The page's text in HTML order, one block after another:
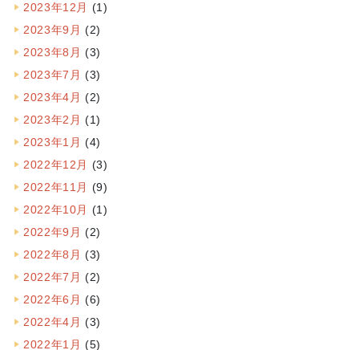
2023年12月 (1)
2023年9月 (2)
2023年8月 (3)
2023年7月 (3)
2023年4月 (2)
2023年2月 (1)
2023年1月 (4)
2022年12月 (3)
2022年11月 (9)
2022年10月 (1)
2022年9月 (2)
2022年8月 (3)
2022年7月 (2)
2022年6月 (6)
2022年4月 (3)
2022年1月 (5)